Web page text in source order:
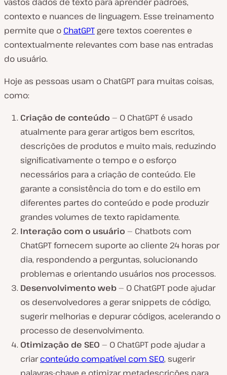
contexto e nuances de linguagem. Esse treinamento
permite que o ChatGPT gere textos coerentes e
contextualmente relevantes com base nas entradas
do usuário.
Hoje as pessoas usam o ChatGPT para muitas coisas,
como:
Criação de conteúdo — O ChatGPT é usado
atualmente para gerar artigos bem escritos,
descrições de produtos e muito mais, reduzindo
significativamente o tempo e o esforço
necessários para a criação de conteúdo. Ele
garante a consistência do tom e do estilo em
diferentes partes do conteúdo e pode produzir
grandes volumes de texto rapidamente.
Interação com o usuário — Chatbots com
ChatGPT fornecem suporte ao cliente 24 horas por
dia, respondendo a perguntas, solucionando
problemas e orientando usuários nos processos.
Desenvolvimento web— O ChatGPT pode ajudar
os desenvolvedores a gerar snippets de código,
sugerir melhorias e depurar códigos, acelerando o
processo de desenvolvimento.
Otimização de SEO — O ChatGPT pode ajudar a
criarconteúdo compatível com SEO, sugerir